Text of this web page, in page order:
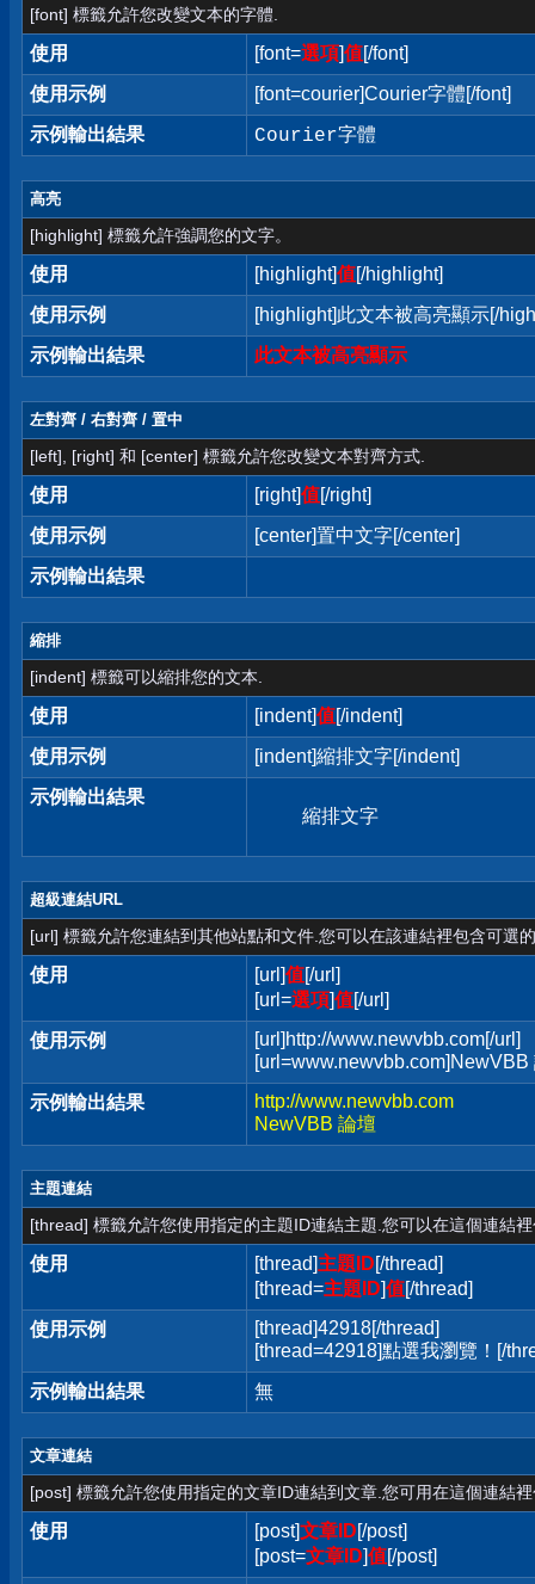
[font] 標籤允許您改變文本的字體.
使用 [font=選項]值[/font]
使用示例
[font=courier]Courier字體[/font]
示例輸出結果
Courier字體
高亮
[highlight] 標籤允許強調您的文字。
使用 [highlight]值[/highlight]
使用示例
[highlight]此文本被高亮顯示[/
示例輸出結果
此文本被高亮顯示
左對齊 / 右對齊 / 置中
[left], [right] 和 [center] 標籤允許您改變文本對齊方式.
使用 [right]值[/right]
使用示例
[center]置中文字[/center]
示例輸出結果
縮排
[indent] 標籤可以縮排您的文本.
使用 [indent]值[/indent]
使用示例
[indent]縮排文字[/indent]
示例輸出結果
縮排文字
超級連結URL
[url] 標籤允許您連結到其他站點和文件.您可以在該連結裡包含可選
使用 [url]值[/url]
[url=選項]值[/url]
使用示例
[url]http://www.newvbb.com[/url]
[url=www.newvbb.com]NewVBB
示例輸出結果
http://www.newvbb.com
NewVBB 論壇
主題連結
[thread] 標籤允許您使用指定的主題ID連結主題.您可以在這個連結
使用 [thread]主題ID[/thread]
[thread=主題ID]值[/thread]
使用示例
[thread]42918[/thread]
[thread=42918]點選我瀏覽！[/
示例輸出結果
無
文章連結
[post] 標籤允許您使用指定的文章ID連結到文章.您可用在這個連結
使用 [post]文章ID[/post]
[post=文章ID]值[/post]